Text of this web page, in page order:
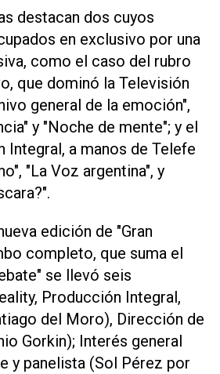
destacan dos cuyos
en exclusivo por una
como el caso del rubro
que dominó la Televisión
general de la emoción",
y "Noche de mente"; y el
Integral, a manos de Telefe
"La Voz argentina", y
edición de "Gran
completo, que suma el
se llevó seis
Producción Integral,
del Moro), Dirección de
Gorkin); Interés general
y panelista (Sol Pérez por